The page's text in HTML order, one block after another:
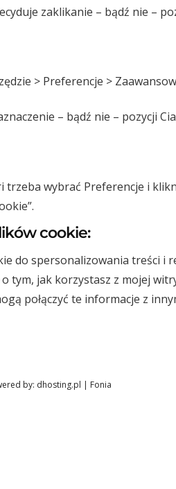
zaklikanie – bądź nie –
> Preferencje >
– bądź nie – pozycji
trzeba wybrać Preferencje i
cookie:
do spersonalizowania treści i
tym, jak korzystasz z mojej
połączyć te informacje z
by: dhosting.pl | Fonia